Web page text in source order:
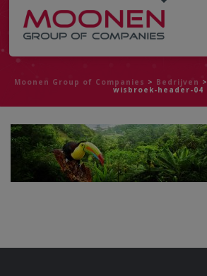
Moonen Group of Companies > Bedrijven >
wisbroek-header-04